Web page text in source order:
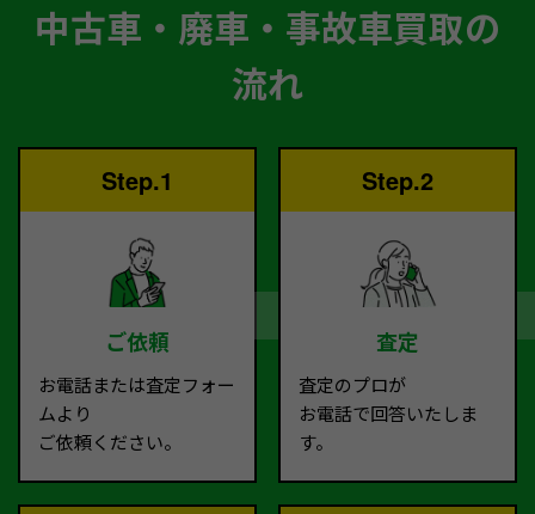
中古車・廃車・事故車買取の
流れ
Step.1
ご依頼
お電話または査定フォー
ムより
ご依頼ください。
Step.2
査定
査定のプロが
お電話で回答いたしま
す。